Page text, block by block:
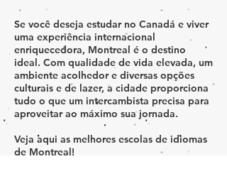
Se você deseja estudar no Canadá e viver
uma experiência internacional
enriquecedora, Montreal é o destino
ideal. Com qualidade de vida elevada, um
ambiente acolhedor e diversas opções
culturais e de lazer, a cidade proporciona
tudo o que um intercambista precisa para
aproveitar ao máximo sua jornada.
Veja aqui as melhores escolas de idiomas
de Montreal!